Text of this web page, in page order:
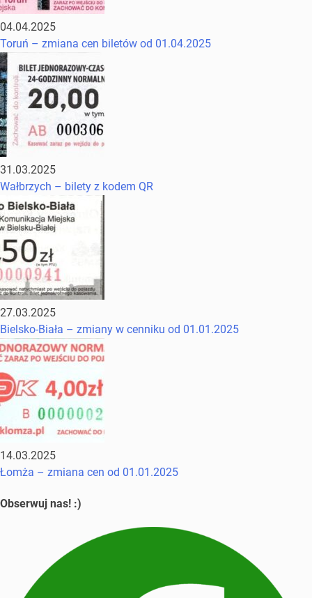
04.04.2025
Toruń – zmiana cen biletów od 01.04.2025
31.03.2025
Wałbrzych – bilety z kodem QR
27.03.2025
Bielsko-Biała – zmiany w cenniku od 01.01.2025
14.03.2025
Łomża – zmiana cen od 01.01.2025
Obserwuj nas! :)